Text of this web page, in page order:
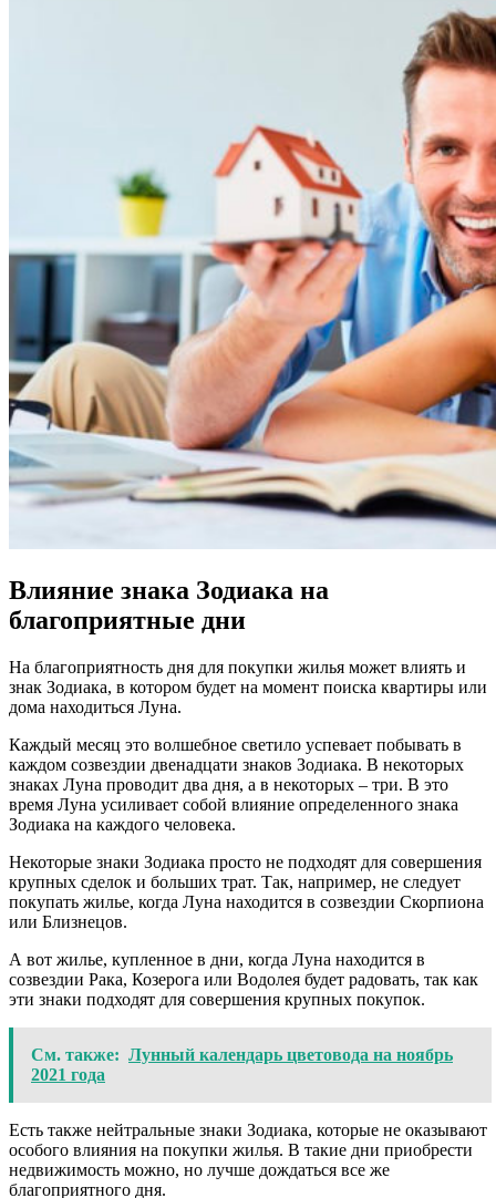
Влияние знака Зодиака на
благоприятные дни
На благоприятность дня для покупки жилья может влиять и
знак Зодиака, в котором будет на момент поиска квартиры или
дома находиться Луна.
Каждый месяц это волшебное светило успевает побывать в
каждом созвездии двенадцати знаков Зодиака. В некоторых
знаках Луна проводит два дня, а в некоторых – три. В это
время Луна усиливает собой влияние определенного знака
Зодиака на каждого человека.
Некоторые знаки Зодиака просто не подходят для совершения
крупных сделок и больших трат. Так, например, не следует
покупать жилье, когда Луна находится в созвездии Скорпиона
или Близнецов.
А вот жилье, купленное в дни, когда Луна находится в
созвездии Рака, Козерога или Водолея будет радовать, так как
эти знаки подходят для совершения крупных покупок.
См. также: Лунный календарь цветовода на ноябрь
2021 года
Есть также нейтральные знаки Зодиака, которые не оказывают
особого влияния на покупки жилья. В такие дни приобрести
недвижимость можно, но лучше дождаться все же
благоприятного дня.